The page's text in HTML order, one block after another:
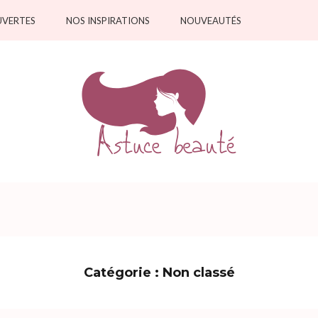
NOS INSPIRATIONS NOUVEAUTÉS
Catégorie : Non classé